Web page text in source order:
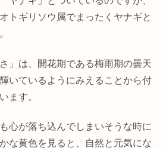
トギリソウ属でまったくヤナギと
」は、開花期である梅雨期の曇天
いているようにみえることから付
ます。
心が落ち込んでしまいそうな時に
な黄色を見ると、自然と元気にな